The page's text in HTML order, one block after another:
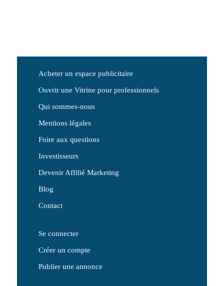
Acheter un espace publicitaire
Ouvrir une Vitrine pour professionnels
Qui sommes-nous
Mentions légales
Foire aux questions
Investisseurs
Devenir Affilié Marketing
Blog
Contact
Se connecter
Créer un compte
Publier une annonce